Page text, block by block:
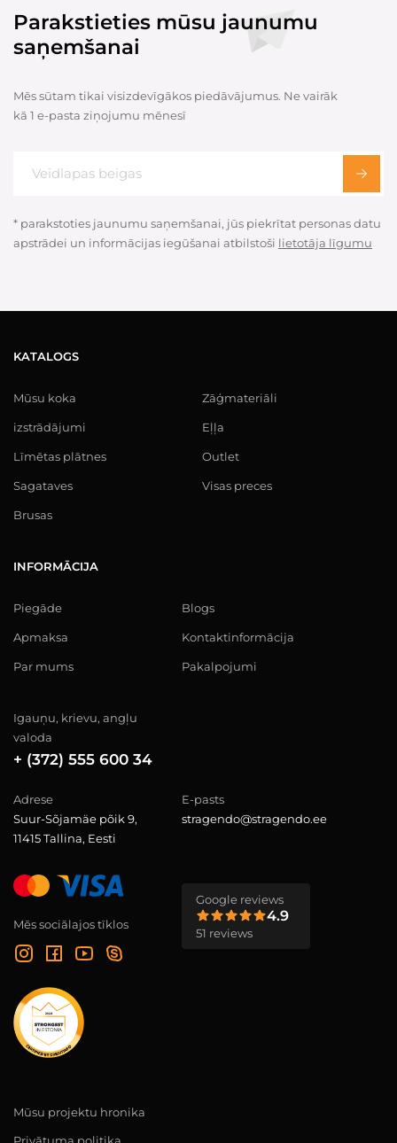
Parakstieties mūsu jaunumu
saņemšanai
Mēs sūtam tikai visizdevīgākos piedāvājumus. Ne vairāk
kā 1 e-pasta ziņojumu mēnesī
* parakstoties jaunumu saņemšanai, jūs piekrītat personas datu
apstrādei un informācijas iegūšanai atbilstoši lietotāja līgumu
KATALOGS
Mūsu koka
izstrādājumi
Līmētas plātnes
Sagataves
Brusas
Zāģmateriāli
Eļļa
Outlet
Visas preces
INFORMĀCIJA
Piegāde
Apmaksa
Par mums
Blogs
Kontaktinformācija
Pakalpojumi
Igauņu, krievu, angļu
valoda
+ (372) 555 600 34
Adrese
Suur-Sõjamäe põik 9,
11415 Tallina, Eesti
E-pasts
stragendo@stragendo.ee
Mēs sociālajos tīklos
Google reviews
4.9
51 reviews
Mūsu projektu hronika
Privātuma politika